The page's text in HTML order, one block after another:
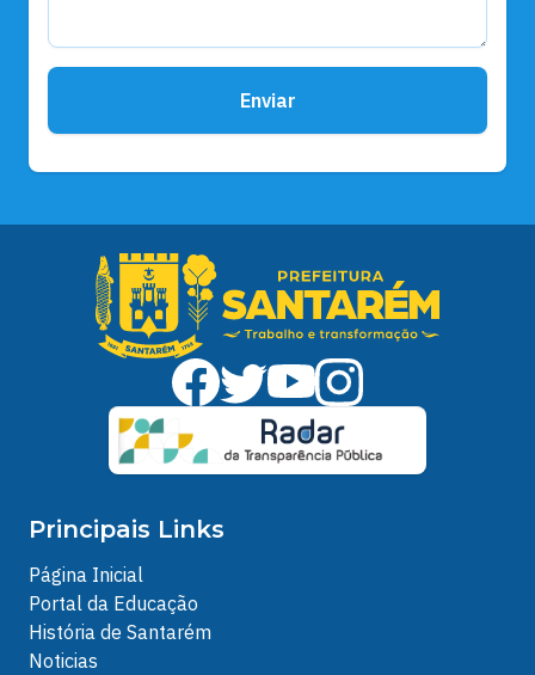
Enviar
Principais Links
Página Inicial
Portal da Educação
História de Santarém
Noticias